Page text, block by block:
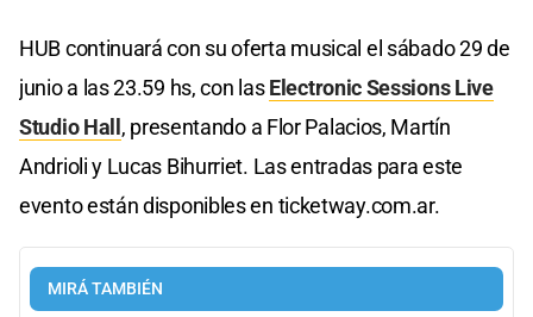
HUB continuará con su oferta musical el sábado 29 de
junio a las 23.59 hs, con lasElectronic Sessions Live
Studio Hall, presentando a Flor Palacios, Martín
Andrioli y Lucas Bihurriet. Las entradas para este
evento están disponibles en ticketway.com.ar.
MIRÁ TAMBIÉN